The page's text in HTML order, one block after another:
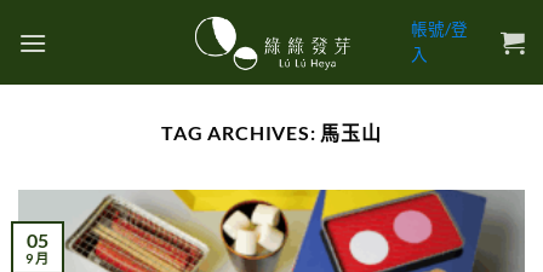
帳號/登
入
TAG ARCHIVES: 馬玉山
05
9 月